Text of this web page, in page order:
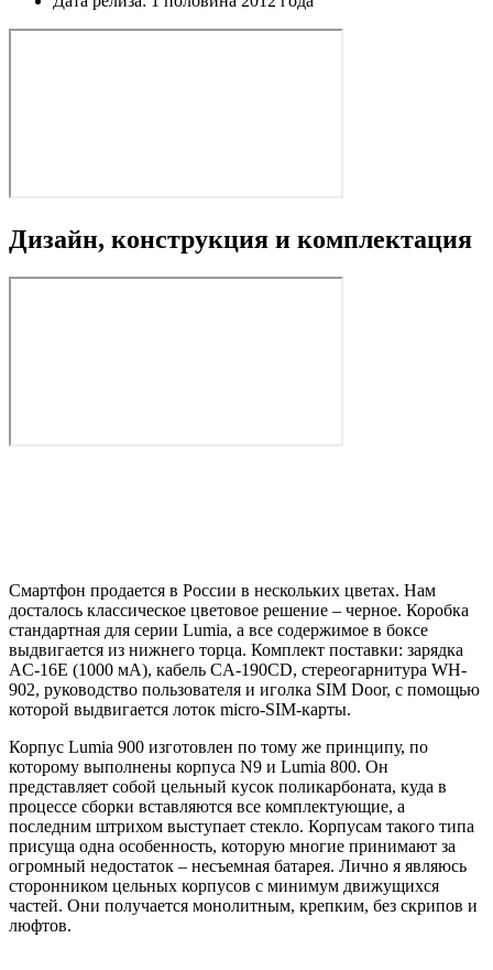
Дизайн, конструкция и комплектация
Смартфон продается в России в нескольких цветах. Нам
досталось классическое цветовое решение – черное. Коробка
стандартная для серии Lumia, а все содержимое в боксе
выдвигается из нижнего торца. Комплект поставки: зарядка
AC-16E (1000 мА), кабель CA-190CD, стереогарнитура WH-
902, руководство пользователя и иголка SIM Door, с помощью
которой выдвигается лоток micro-SIM-карты.
Корпус Lumia 900 изготовлен по тому же принципу, по
которому выполнены корпуса N9 и Lumia 800. Он
представляет собой цельный кусок поликарбоната, куда в
процессе сборки вставляются все комплектующие, а
последним штрихом выступает стекло. Корпусам такого типа
присуща одна особенность, которую многие принимают за
огромный недостаток – несъемная батарея. Лично я являюсь
сторонником цельных корпусов с минимум движущихся
частей. Они получается монолитным, крепким, без скрипов и
люфтов.